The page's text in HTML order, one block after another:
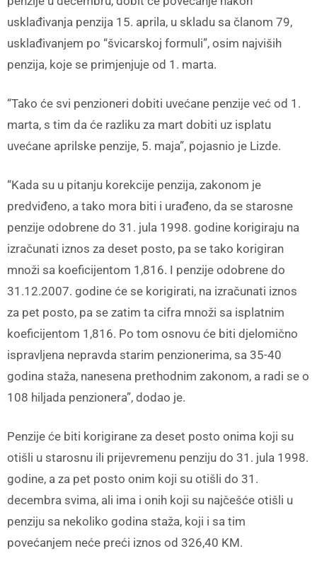
usklađivanja penzija 15. aprila, u skladu sa članom 79,
usklađivanjem po “švicarskoj formuli”, osim najviših
penzija, koje se primjenjuje od 1. marta.
“Tako će svi penzioneri dobiti uvećane penzije već od 1.
marta, s tim da će razliku za mart dobiti uz isplatu
uvećane aprilske penzije, 5. maja”, pojasnio je Lizde.
“Kada su u pitanju korekcije penzija, zakonom je
predviđeno, a tako mora biti i urađeno, da se starosne
penzije odobrene do 31. jula 1998. godine korigiraju na
izračunati iznos za deset posto, pa se tako korigiran
množi sa koeficijentom 1,816. I penzije odobrene do
31.12.2007. godine će se korigirati, na izračunati iznos
za pet posto, pa se zatim ta cifra množi sa isplatnim
koeficijentom 1,816. Po tom osnovu će biti djelomično
ispravljena nepravda starim penzionerima, sa 35-40
godina staža, nanesena prethodnim zakonom, a radi se o
108 hiljada penzionera”, dodao je.
Penzije će biti korigirane za deset posto onima koji su
otišli u starosnu ili prijevremenu penziju do 31. jula 1998.
godine, a za pet posto onim koji su otišli do 31.
decembra svima, ali ima i onih koji su najčešće otišli u
penziju sa nekoliko godina staža, koji i sa tim
povećanjem neće preći iznos od 326,40 KM.